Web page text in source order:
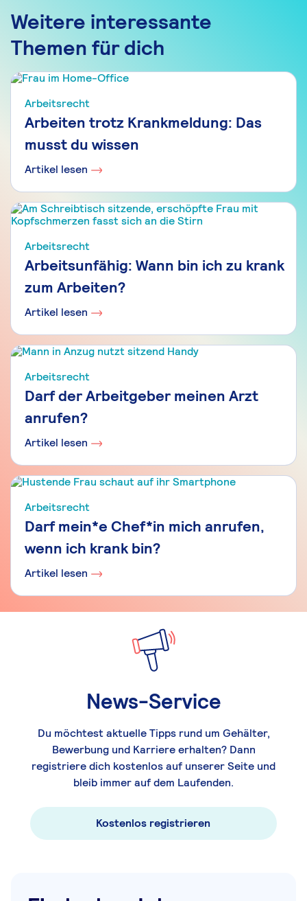
Weitere interessante
Themen für dich
Arbeitsrecht
Arbeiten trotz Krankmeldung: Das
musst du wissen
Artikel lesen
Arbeitsrecht
Arbeitsunfähig: Wann bin ich zu krank
zum Arbeiten?
Artikel lesen
Arbeitsrecht
Darf der Arbeitgeber meinen Arzt
anrufen?
Artikel lesen
Arbeitsrecht
Darf mein*e Chef*in mich anrufen,
wenn ich krank bin?
Artikel lesen
News-Service
Du möchtest aktuelle Tipps rund um Gehälter,
Bewerbung und Karriere erhalten? Dann
registriere dich kostenlos auf unserer Seite und
bleib immer auf dem Laufenden.
Kostenlos registrieren